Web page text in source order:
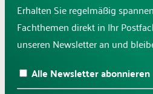
Erhalten Sie regelmäßig
Fachthemen direkt in Ihr
unseren Newsletter an und
Alle Newsletter abonnieren